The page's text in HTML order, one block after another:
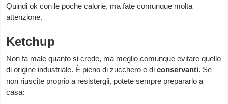
Quindi ok con le poche calorie, ma fate comunque molta
attenzione.
Ketchup
Non fa male quanto si crede, ma meglio comunque evitare quello
di origine industriale. È pieno di zucchero e diconservanti. Se
non riuscite proprio a resistergli, potete sempre prepararlo a
casa: